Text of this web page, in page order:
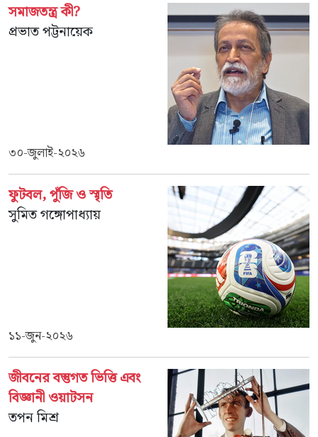
সমাজতন্ত্র কী?
প্রভাত পট্টনায়েক
৩০-জুলাই-২০২৬
ফুটবল, পুঁজি ও স্মৃতি
সুমিত গঙ্গোপাধ্যায়
১১-জুন-২০২৬
জীবনের বস্তুগত ভিত্তি এবং
বিজ্ঞানী ওয়াটসন
তপন মিশ্র